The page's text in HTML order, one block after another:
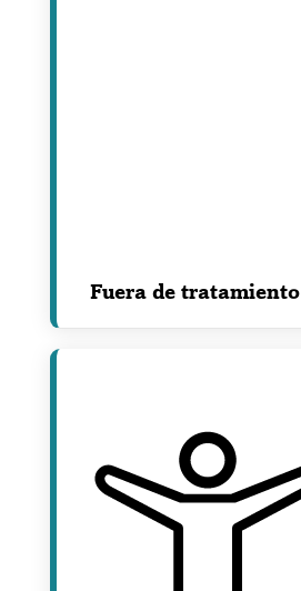
Fuera de tratamiento